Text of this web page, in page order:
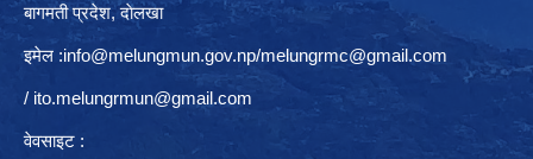
बागमती प्रदेश, दाेलखा
इमेल :info@melungmun.gov.np/melungrmc@gmail.com
/ ito.melungrmun@gmail.com
वेवसाइट :